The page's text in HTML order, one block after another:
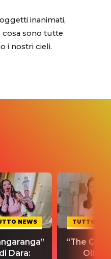
inanimati,
sono tutte
i nostri cieli.
NEWS
di Dara:
TUTTO
“The
Olivia